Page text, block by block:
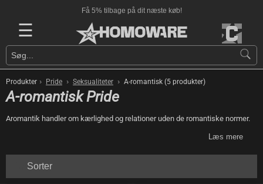
Få 5% tilbage på dit næste køb!
☰
Produkter › Pride › Seksualiteter › A-romantisk (5 produkter)
A-romantisk Pride
Aromantik handler om kærlighed og relationer uden de romantiske normer.
Læs mere
Sorter